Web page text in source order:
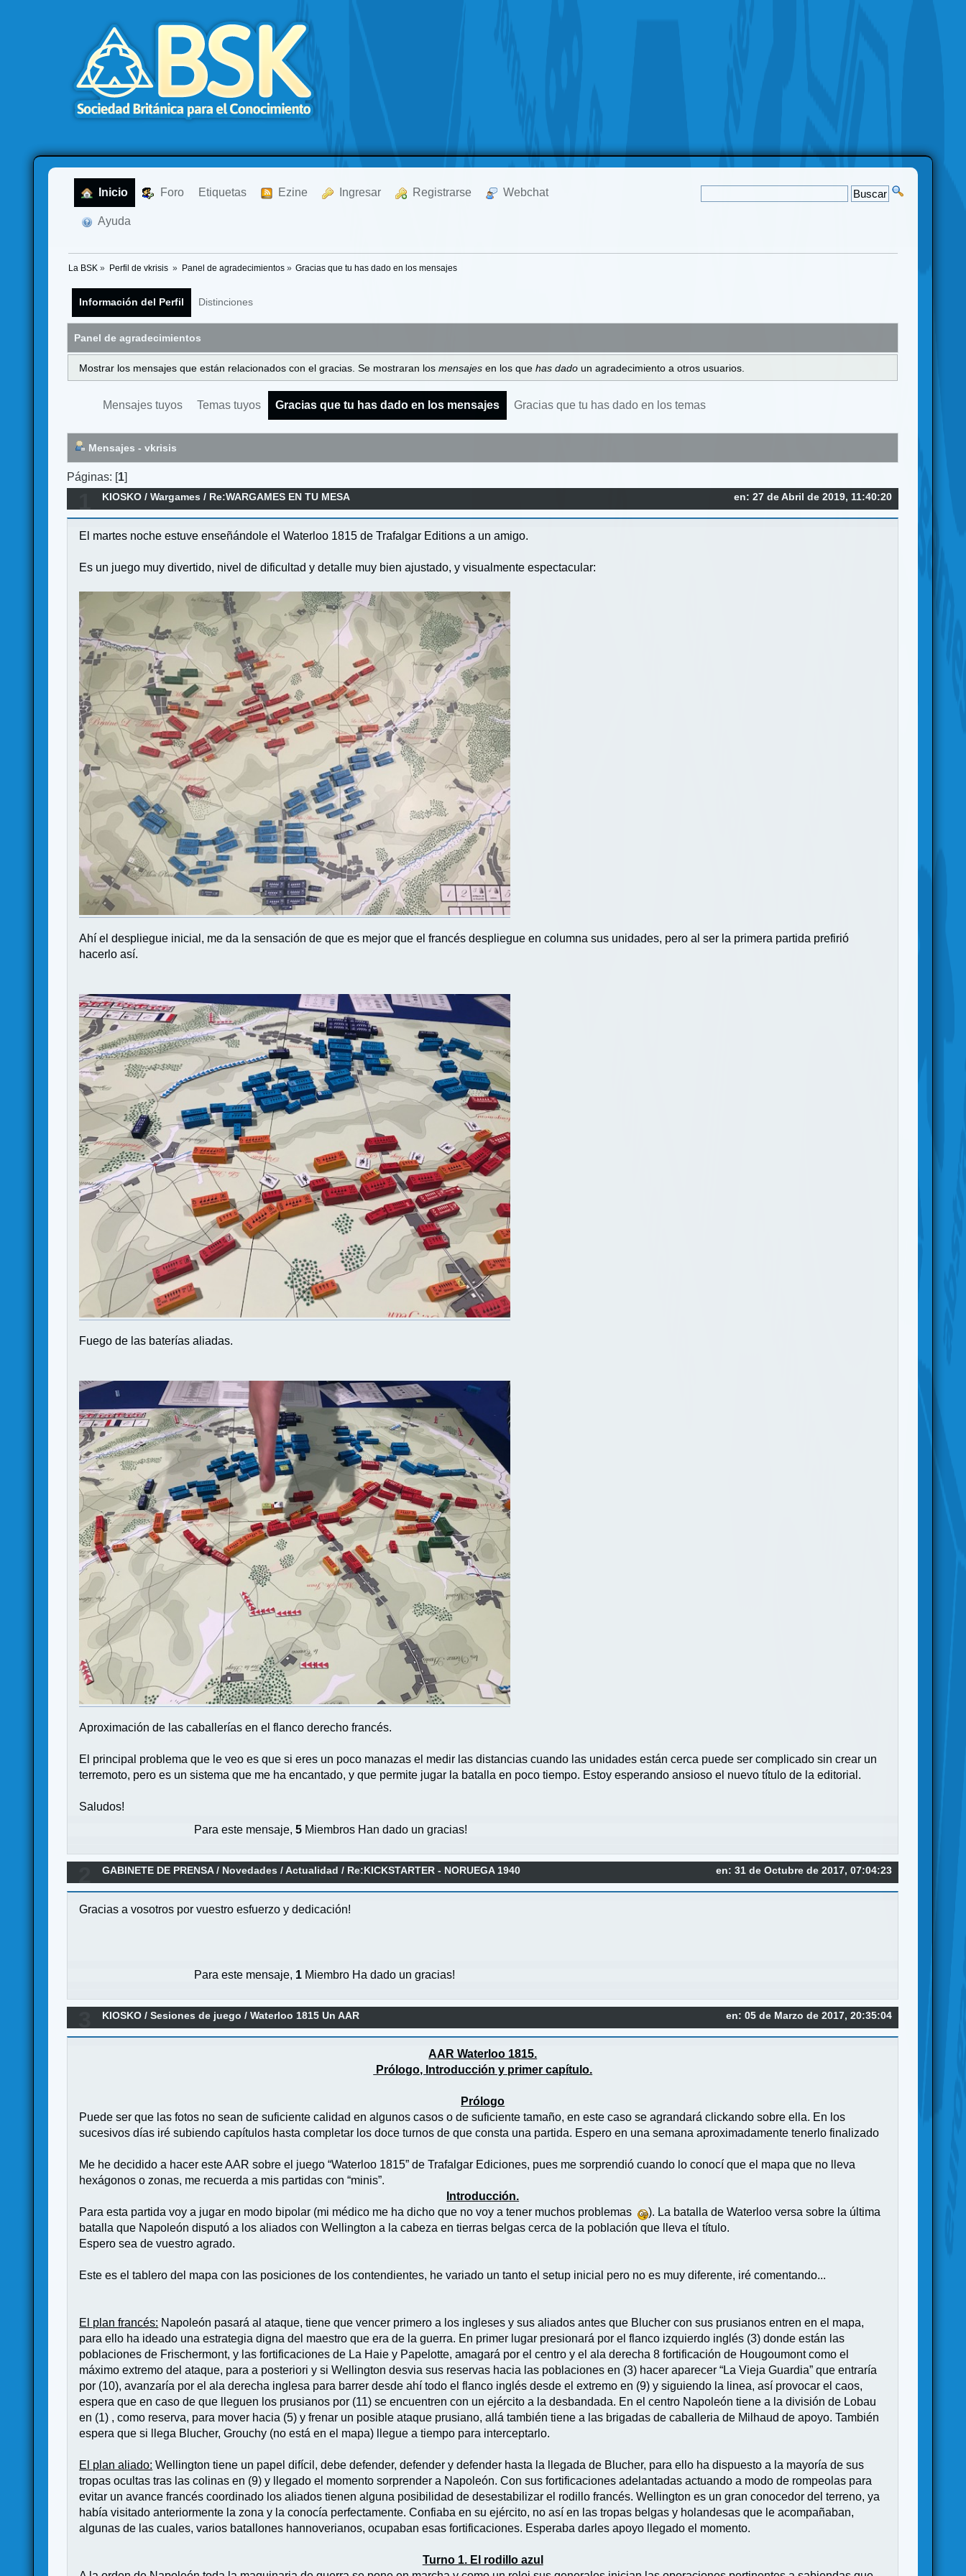
Inicio Foro Etiquetas Ezine Ingresar Registrarse Webchat
Ayuda
La BSK » Perfil de vkrisis » Panel de agradecimientos» Gracias que tu has dado en los mensajes
Información del Perfil Distinciones
Panel de agradecimientos
Mostrar los mensajes que están relacionados con el gracias. Se mostraran los mensajes en los que has dado un agradecimiento a otros usuarios.
Mensajes tuyos Temas tuyos Gracias que tu has dado en los mensajes Gracias que tu has dado en los temas
Mensajes - vkrisis
Páginas: [1]
en: 27 de Abril de 2019, 11:40:20
KIOSKO /Wargames / Re:WARGAMES EN TU MESA
El martes noche estuve enseñándole el Waterloo 1815 de Trafalgar Editions a un amigo.
Es un juego muy divertido, nivel de dificultad y detalle muy bien ajustado, y visualmente espectacular:
Ahí el despliegue inicial, me da la sensación de que es mejor que el francés despliegue en columna sus unidades, pero al ser la primera partida prefirió
hacerlo así.
Fuego de las baterías aliadas.
Aproximación de las caballerías en el flanco derecho francés.
El principal problema que le veo es que si eres un poco manazas el medir las distancias cuando las unidades están cerca puede ser complicado sin crear un
terremoto, pero es un sistema que me ha encantado, y que permite jugar la batalla en poco tiempo. Estoy esperando ansioso el nuevo título de la editorial.
Saludos!
Para este mensaje,5 Miembros Han dado un gracias!
en: 31 de Octubre de 2017, 07:04:23
GABINETE DE PRENSA/ Novedades / Actualidad / Re:KICKSTARTER - NORUEGA 1940
Gracias a vosotros por vuestro esfuerzo y dedicación!
Para este mensaje, 1 Miembro Ha dado un gracias!
en: 05 de Marzo de 2017, 20:35:04
KIOSKO /Sesiones de juego /Waterloo 1815 Un AAR
AAR Waterloo 1815.
Prólogo, Introducción y primer capítulo.
Prólogo
Puede ser que las fotos no sean de suficiente calidad en algunos casos o de suficiente tamaño, en este caso se agrandará clickando sobre ella. En los
sucesivos días iré subiendo capítulos hasta completar los doce turnos de que consta una partida. Espero en una semana aproximadamente tenerlo finalizado
Me he decidido a hacer este AAR sobre el juego “Waterloo 1815” de Trafalgar Ediciones, pues me sorprendió cuando lo conocí que el mapa que no lleva
hexágonos o zonas, me recuerda a mis partidas con “minis”.
Introducción.
Para esta partida voy a jugar en modo bipolar (mi médico me ha dicho que no voy a tener muchos problemas
). La batalla de Waterloo versa sobre la última
batalla que Napoleón disputó a los aliados con Wellington a la cabeza en tierras belgas cerca de la población que lleva el título.
Espero sea de vuestro agrado.
Este es el tablero del mapa con las posiciones de los contendientes, he variado un tanto el setup inicial pero no es muy diferente, iré comentando...
El plan francés: Napoleón pasará al ataque, tiene que vencer primero a los ingleses y sus aliados antes que Blucher con sus prusianos entren en el mapa,
para ello ha ideado una estrategia digna del maestro que era de la guerra. En primer lugar presionará por el flanco izquierdo inglés (3) donde están las
poblaciones de Frischermont, y las fortificaciones de La Haie y Papelotte, amagará por el centro y el ala derecha 8 fortificación de Hougoumont como el
máximo extremo del ataque, para a posteriori y si Wellington desvia sus reservas hacia las poblaciones en (3) hacer aparecer “La Vieja Guardia” que entraría
por (10), avanzaría por el ala derecha inglesa para barrer desde ahí todo el flanco inglés desde el extremo en (9) y siguiendo la linea, así provocar el caos,
espera que en caso de que lleguen los prusianos por (11) se encuentren con un ejército a la desbandada. En el centro Napoleón tiene a la división de Lobau
en (1) , como reserva, para mover hacia (5) y frenar un posible ataque prusiano, allá también tiene a las brigadas de caballeria de Milhaud de apoyo. También
espera que si llega Blucher, Grouchy (no está en el mapa) llegue a tiempo para interceptarlo.
El plan aliado: Wellington tiene un papel difícil, debe defender, defender y defender hasta la llegada de Blucher, para ello ha dispuesto a la mayoría de sus
tropas ocultas tras las colinas en (9) y llegado el momento sorprender a Napoleón. Con sus fortificaciones adelantadas actuando a modo de rompeolas para
evitar un avance francés coordinado los aliados tienen alguna posibilidad de desestabilizar el rodillo francés. Wellington es un gran conocedor del terreno, ya
había visitado anteriormente la zona y la conocía perfectamente. Confiaba en su ejército, no así en las tropas belgas y holandesas que le acompañaban,
algunas de las cuales, varios batallones hannoverianos, ocupaban esas fortificaciones. Esperaba darles apoyo llegado el momento.
Turno 1. El rodillo azul